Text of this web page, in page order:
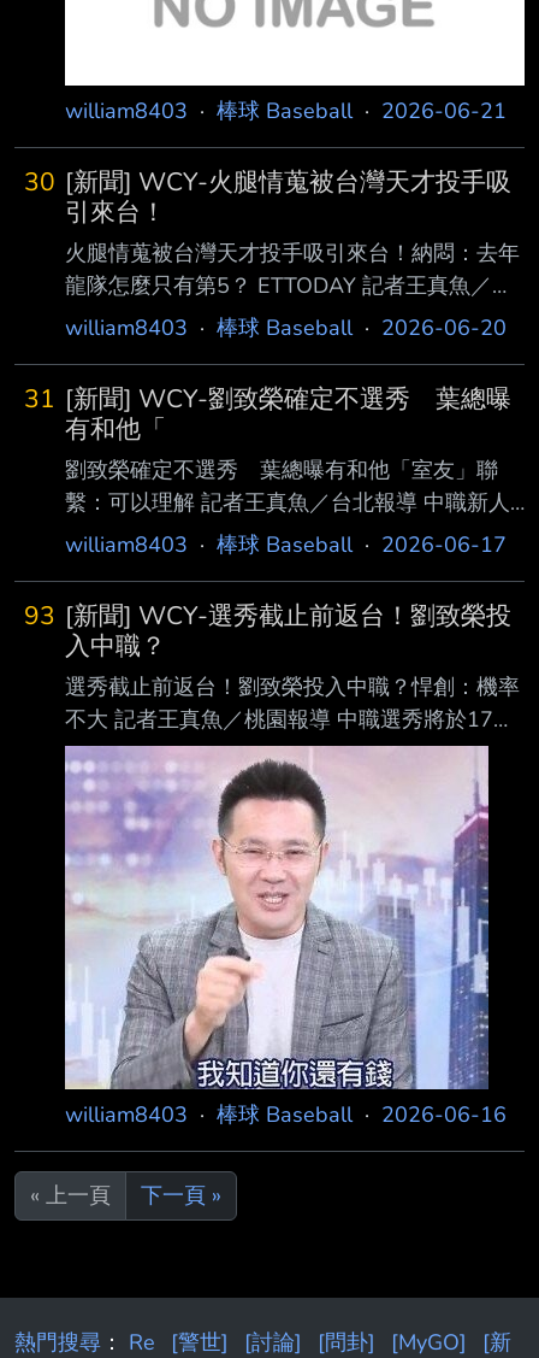
他擊出單局第2安，攻下2分超前比分，完
william8403 · 棒球 Baseball· 2026-06-21
30 [新聞] WCY-火腿情蒐被台灣天才投手吸
引來台！
火腿情蒐被台灣天才投手吸引來台！納悶：去年
龍隊怎麼只有第5？ ETTODAY 記者王真魚／桃
園報導 味全龍上半季戰績一路領跑，今年延攬
任日 本火腿研發團隊經理、擁有東京大學博士
背景的數據專家，今年首度來台便見證龍隊蛻
變。 接受《ETtoday新聞雲》專訪時，他透露，
正是因為古林睿煬、孫易磊、徐若熙等台灣投手
展現的天賦，讓他對台灣棒球產生濃厚興趣，因
此決定接受味全龍邀請。 為古林、孫易磊而
來：我的想法是對的 「其實原因很多，但最主
要的是，我一直對台灣棒球很有興趣。
william8403 · 棒球 Baseball· 2026-06-20
31 [新聞] WCY-劉致榮確定不選秀 葉總曝
有和他「
劉致榮確定不選秀 葉總曝有和他「室友」聯
繫：可以理解 記者王真魚／台北報導 中職新人
選秀報名今天中午12時截止，效力紅襪體系的旅
榮選擇暫不返台，味全龍總教練葉君璋表示相當
能理解，認為以他的年紀與 條件，想再給自己
時間尋求機會是合理決定。 葉君璋受訪時談到
劉致榮的決定，直言：「這可以理解。」他指
出，劉致榮目前最重要的 課題仍是傷後復健，
「因為他受傷嘛，一整年都在復健。通常到了那
個階段，你也會想說 ，我復健完之後，應該還
可以有一番作為。」 葉君璋認為，對於仍有年
齡優勢
william8403 · 棒球 Baseball· 2026-06-17
93 [新聞] WCY-選秀截止前返台！劉致榮投
入中職？
選秀截止前返台！劉致榮投入中職？悍創：機率
不大 記者王真魚／桃園報導 中職選秀將於17日
中午12點截止報名，日前遭波士頓紅襪隊釋出的
旅美投手劉致榮是否趕 上最後報名期限，引發
外界關注。不過其所屬經紀公司悍創運動行銷今
天表示，截至目前 為止並未與劉致榮討論投入
中職選秀的可能性，坦言現階段報名機率不高。
劉致榮日前結束長達6年半的旅美生涯，遭紅襪
球團釋出後已於15日返抵台灣。由於中職 選秀
報名即將截止，外界也關心他是否可能臨時投入
選秀市場。 對此，悍創運動行銷代表陳德倫表
示，「到今天之前，我們都沒有討論過這件
william8403 · 棒球 Baseball· 2026-06-16
« 上一頁 下一頁 »
熱門搜尋 ： Re [警世] [討論] [問卦] [MyGO]
[新